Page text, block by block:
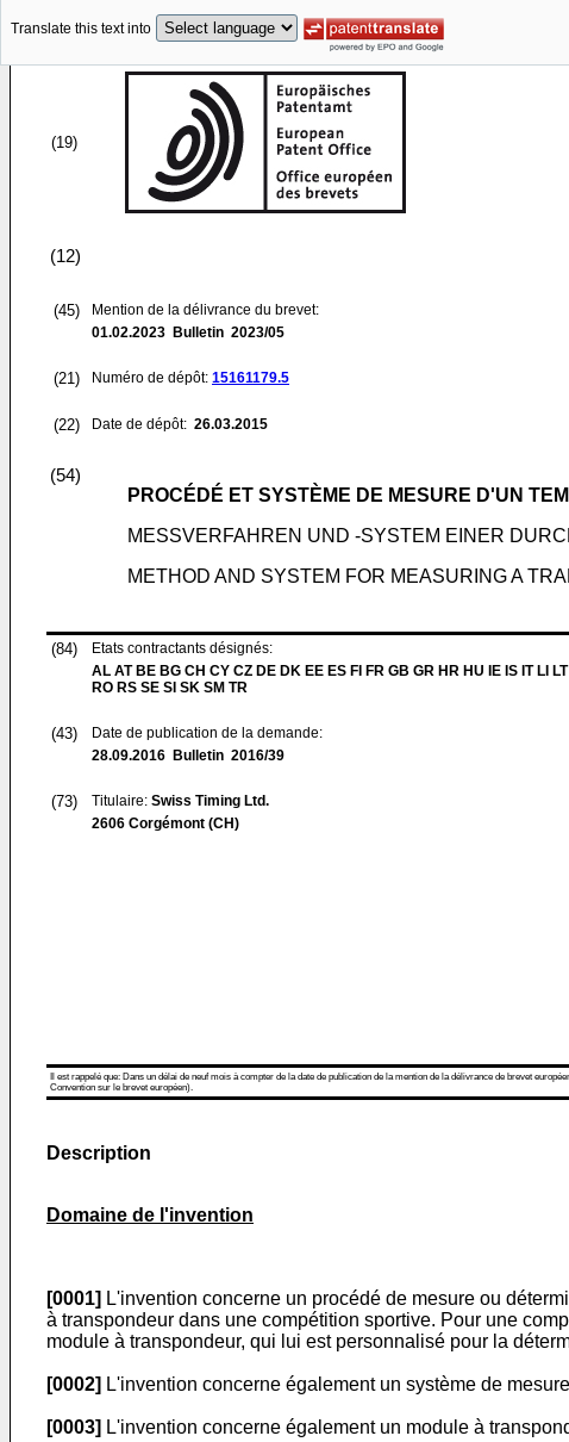
Translate this text into
(19)
(12)
(45)
Mention de la délivrance du brevet:
01.02.2023 Bulletin 2023/05
(21) Numéro de dépôt: 15161179.5
(22) Date de dépôt: 26.03.2015
(54)
PROCÉDÉ ET SYSTÈME DE MESURE D'UN
MESSVERFAHREN UND -SYSTEM EINER
METHOD AND SYSTEM FOR MEASURING A
(84)
Etats contractants désignés:
AL AT BE BG CH CY CZ DE DK EE ES FI FR GB GR HR HU IE IS IT LI
RO RS SE SI SK SM TR
(43)
Date de publication de la demande:
28.09.2016 Bulletin 2016/39
(73) Titulaire: Swiss Timing Ltd.
2606 Corgémont (CH)
Il est rappelé que: Dans un délai de neuf mois à compter de la date de publication de la mention de la délivrance de brevet
Convention sur le brevet européen).
Description
Domaine de l'invention
[0001] L'invention concerne un procédé de mesure ou
à transpondeur dans une compétition sportive. Pour une
module à transpondeur, qui lui est personnalisé pour la
[0002] L'invention concerne également un système de
[0003] L'invention concerne également un module à